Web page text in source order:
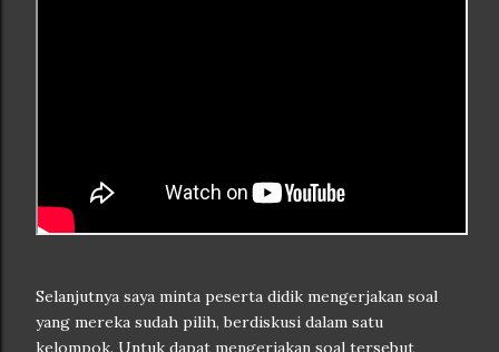
Selanjutnya saya minta peserta didik mengerjakan soal
yang mereka sudah pilih, berdiskusi dalam satu
kelompok. Untuk dapat mengerjakan soal tersebut